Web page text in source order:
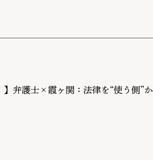
】弁護士×霞ヶ関：法律を“使う側”か